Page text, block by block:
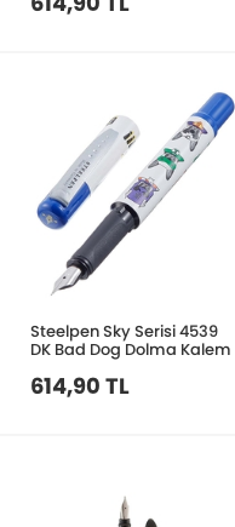
Steelpen Sky Serisi 4539
DK Bad Dog Dolma Kalem
614,90 TL